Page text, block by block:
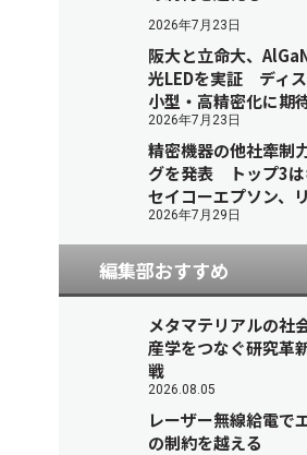
2026年7月23日
阪大と立命大、
光LEDを実証 ディ
小型・高精密化に期
2026年7月23日
精密機器の他社牽制
グを発表 トップ3は
セイコーエプソン、
2026年7月29日
編集部おすすめ
メタマテリアルの社
産学をつなぐ研究革
戦
2026.08.05
レーザー無線給電で
の制約を越える